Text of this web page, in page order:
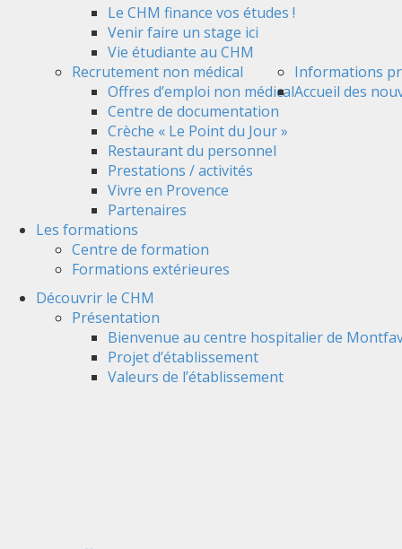
Le CHM finance vos études !
Venir faire un stage ici
Vie étudiante au CHM
Recrutement non médical
Offres d’emploi non médical
Informations
Accueil des
Centre de documentation
Crèche « Le Point du Jour »
Restaurant du personnel
Prestations / activités
Vivre en Provence
Partenaires
Les formations
Centre de formation
Formations extérieures
Découvrir le CHM
Présentation
Bienvenue au centre hospitalier de
Projet d’établissement
Valeurs de l’établissement